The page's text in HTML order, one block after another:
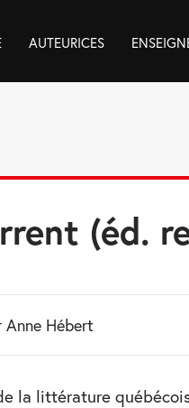
AUTEURICES
(éd.
Anne Hébert
la littérature